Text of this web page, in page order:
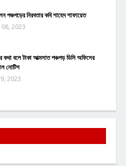
পঞ্চগড়ের নিরবতার কবি শাহেদ শাফায়েত
2023
কথা বলে টাকা আত্মসাত পঞ্চগড় ডিসি অফিসের
নোটিশ
2023